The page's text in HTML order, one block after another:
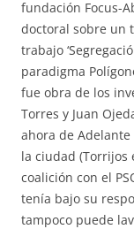
fundación Focus-
doctoral sobre un
trabajo
paradigma
fue obra de los
Torres y Juan
ahora de
la ciudad (Torrijos
coalición con el
tenía bajo su
tampoco puede